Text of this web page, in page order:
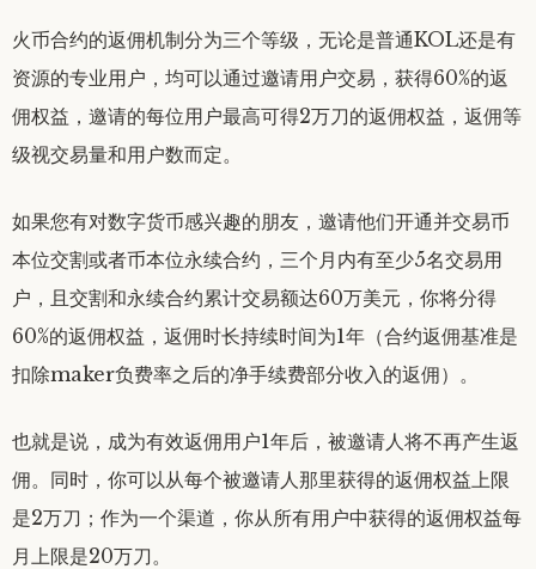
火币合约的返佣机制分为三个等级，无论是普通KOL还是有
资源的专业用户，均可以通过邀请用户交易，获得60%的返
佣权益，邀请的每位用户最高可得2万刀的返佣权益，返佣等
级视交易量和用户数而定。
如果您有对数字货币感兴趣的朋友，邀请他们开通并交易币
本位交割或者币本位永续合约，三个月内有至少5名交易用
户，且交割和永续合约累计交易额达60万美元，你将分得
60%的返佣权益，返佣时长持续时间为1年（合约返佣基准是
扣除maker负费率之后的净手续费部分收入的返佣）。
也就是说，成为有效返佣用户1年后，被邀请人将不再产生返
佣。同时，你可以从每个被邀请人那里获得的返佣权益上限
是2万刀；作为一个渠道，你从所有用户中获得的返佣权益每
月上限是20万刀。